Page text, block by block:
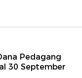
Pedagang
30 September